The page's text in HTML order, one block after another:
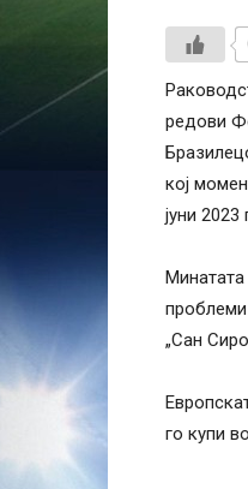
редови
кој
јуни 2023
проблеми
„Сан
го купи